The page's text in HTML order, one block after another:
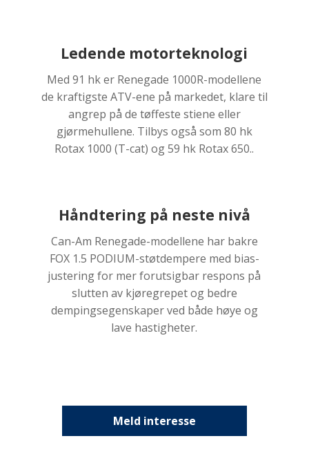
Ledende motorteknologi
Med 91 hk er Renegade 1000R-modellene
de kraftigste ATV-ene på markedet, klare til
angrep på de tøffeste stiene eller
gjørmehullene. Tilbys også som 80 hk
Rotax 1000 (T-cat) og 59 hk Rotax 650..
Håndtering på neste nivå
Can-Am Renegade-modellene har bakre
FOX 1.5 PODIUM-støtdempere med bias-
justering for mer forutsigbar respons på
slutten av kjøregrepet og bedre
dempingsegenskaper ved både høye og
lave hastigheter.
Meld interesse